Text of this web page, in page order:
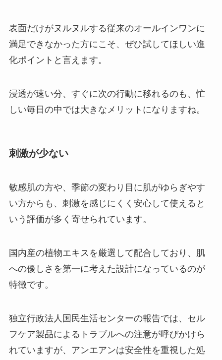
表面だけがヌルヌルする従来のオールインワンに
満足できなかった方にこそ、ぜひ試してほしい進
化ポイントと言えます。
浸透が速い分、すぐに次の行動に移れるのも、忙
しい毎日の中では大きなメリットになりますね。
刺激が少ない
敏感肌の方や、季節の変わり目に肌がゆらぎやす
い方からも、刺激を感じにくく安心して使えると
いう評価が多く寄せられています。
国内産の植物エキスを厳選して配合しており、肌
への優しさを第一に考えた設計になっているのが
特徴です。
独立行政法人国民生活センターの報告では、セル
フケア製品によるトラブルへの注意が呼びかけら
れていますが、アンエアンは安全性を重視した処